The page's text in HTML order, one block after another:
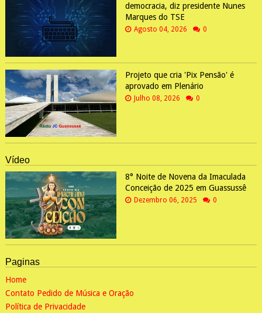
democracia, diz presidente Nunes
Marques do TSE
Agosto 04, 2026 0
Projeto que cria 'Pix Pensão' é
aprovado em Plenário
Julho 08, 2026 0
Vídeo
8° Noite de Novena da Imaculada
Conceição de 2025 em Guassussê
Dezembro 06, 2025 0
Paginas
Home
Contato Pedido de Música e Oração
Política de Privacidade